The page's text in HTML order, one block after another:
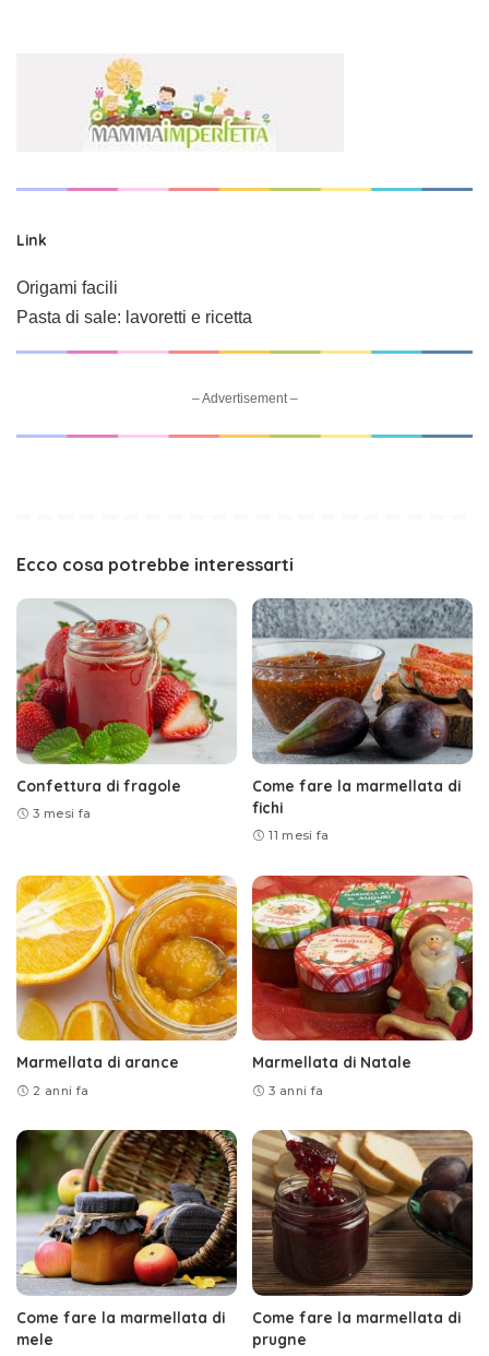
Link
Origami facili
Pasta di sale: lavoretti e ricetta
– Advertisement –
Ecco cosa potrebbe interessarti
Confettura di fragole
3 mesi fa
Come fare la marmellata di
fichi
11 mesi fa
Marmellata di arance
2 anni fa
Marmellata di Natale
3 anni fa
Come fare la marmellata di
mele
Come fare la marmellata di
prugne